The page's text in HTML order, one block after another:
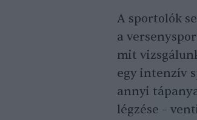
A sportolók
a
mit
egy intenzív
annyi
légzése –